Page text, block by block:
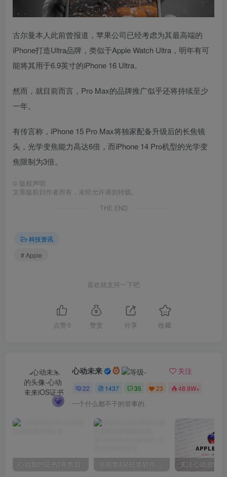
古尔曼本人此前曾报道，苹果公司已经考虑为其最高端的
iPhone打造Ultra品牌，类似于Apple Watch Ultra，明年有可
能将其用于6.9英寸的iPhone 16 Ultra。
然而，就目前而言，Pro Max的品牌推广似乎还将持续至少
一年。
有传言称，iPhone 15 Pro Max将独家配备升级后的长焦镜
头，光学变焦能力高达6倍，而iPhone 14 Pro机型的光学变
焦限制为3倍。
© 版权声明
文章版权归作者所有，未经允许请勿转载。
THE END
科技资讯
# Apple
喜欢就支持一下吧
点赞 0 赞赏 分享 收藏
心动未来 关注
22 1437 35 23 48.9W+
一个什么都不干的管事的.
心动预约证书1年售后 全能签&轻松签软件源代搭建&搭建教程(免费)Applehub心动论坛